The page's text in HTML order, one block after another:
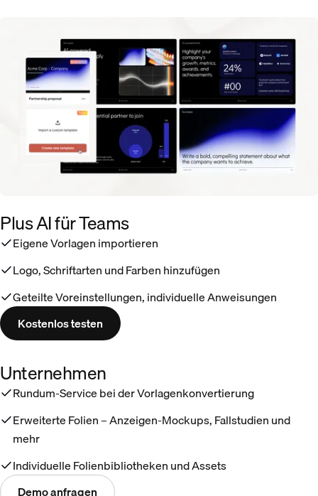
Plus AI für Teams
Eigene Vorlagen importieren
Logo, Schriftarten und Farben hinzufügen
Geteilte Voreinstellungen, individuelle Anweisungen
Kostenlos testen
Unternehmen
Rundum-Service bei der Vorlagenkonvertierung
Erweiterte Folien – Anzeigen-Mockups, Fallstudien und
mehr
Individuelle Folienbibliotheken und Assets
Demo anfragen